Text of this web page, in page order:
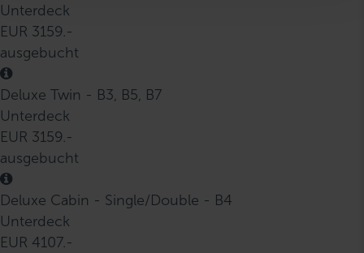
h
l
Unterdeck
EUR 3159.-
ausgebucht
Deluxe Twin - B3, B5, B7
Unterdeck
EUR 3159.-
ausgebucht
Deluxe Cabin - Single/Double - B4
Unterdeck
EUR 4107.-